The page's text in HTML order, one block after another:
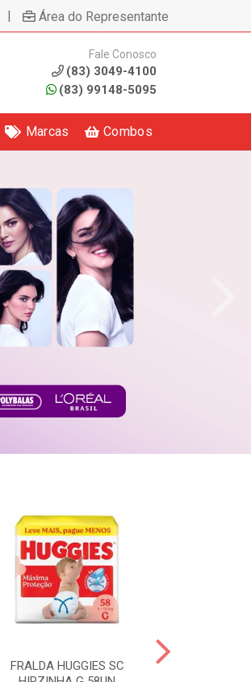
| Área do Representante
Fale Conosco
(83) 3049-4100
(83) 99148-5095
Marcas Combos
FRALDA HUGGIES SC